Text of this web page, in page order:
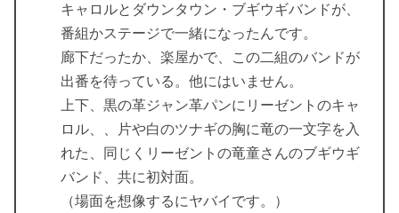
キャロルとダウンタウン・ブギウギバンドが、
番組かステージで一緒になったんです。
廊下だったか、楽屋かで、この二組のバンドが
出番を待っている。他にはいません。
上下、黒の革ジャン革パンにリーゼントのキャ
ロル、、片や白のツナギの胸に竜の一文字を入
れた、同じくリーゼントの竜童さんのブギウギ
バンド、共に初対面。
（場面を想像するにヤバイです。）